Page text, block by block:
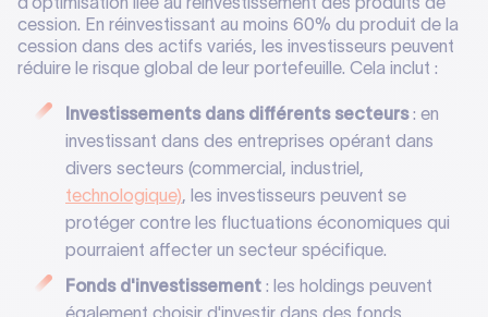
cession. En réinvestissant au moins 60% du produit de la
cession dans des actifs variés, les investisseurs peuvent
réduire le risque global de leur portefeuille. Cela inclut :
Investissements dans différents secteurs: en
investissant dans des entreprises opérant dans
divers secteurs (commercial, industriel,
technologique), les investisseurs peuvent se
protéger contre les fluctuations économiques qui
pourraient affecter un secteur spécifique.
Fonds d'investissement : les holdings peuvent
également choisir d'investir dans des fonds